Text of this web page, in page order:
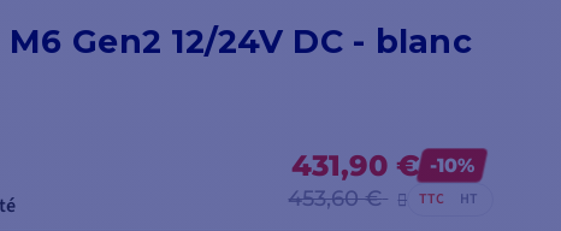
Gen2 12/24V DC - blanc
431,90 € -10%
453,60 € TTC HT